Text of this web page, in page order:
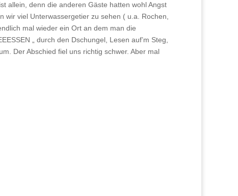
allein, denn die anderen Gäste hatten wohl Angst
wir viel Unterwassergetier zu sehen ( u.a. Rochen,
mal wieder ein Ort an dem man die
„ durch den Dschungel, Lesen auf’m Steg,
Der Abschied fiel uns richtig schwer. Aber mal